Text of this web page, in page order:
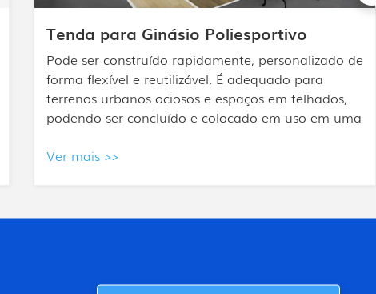
Domo de ar
Um material compósito multicamadas com
múltiplos tratamentos de superfície, estrutura de
construção simples, fácil construção sem destruir a
fundação e que pode ser removido do local a
Ver mais >>